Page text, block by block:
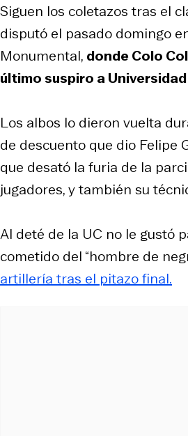
Siguen los coletazos tras el
disputó el pasado domingo
Monumental, donde Colo
último suspiro a
Los albos lo dieron vuelta
de descuento que dio Felipe
que desató la furia de la
jugadores, y también su
Al deté de la UC no le gustó
cometido del “hombre de
artillería tras el pitazo final.